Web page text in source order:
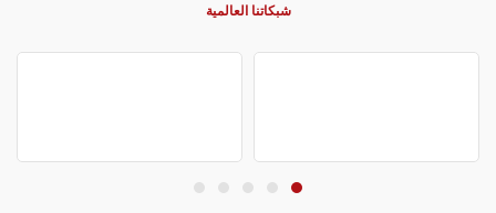
شبكاتنا العالمية